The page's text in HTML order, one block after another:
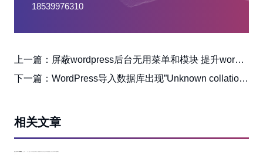
18539976310
上一篇： 屏蔽wordpress后台无用菜单和模块 提升wordpress运行效率
下一篇： WordPress导入数据库出现”Unknown collation: ‘utf8mb4_unicode_ci”之类错误的解决办法
相关文章